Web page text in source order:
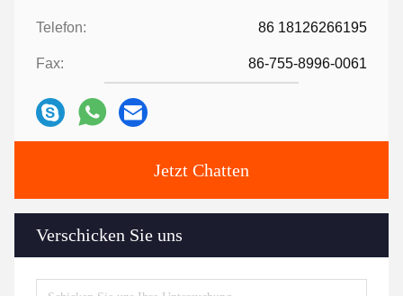
Telefon: 86 18126266195
Fax: 86-755-8996-0061
Jetzt Chatten
Verschicken Sie uns